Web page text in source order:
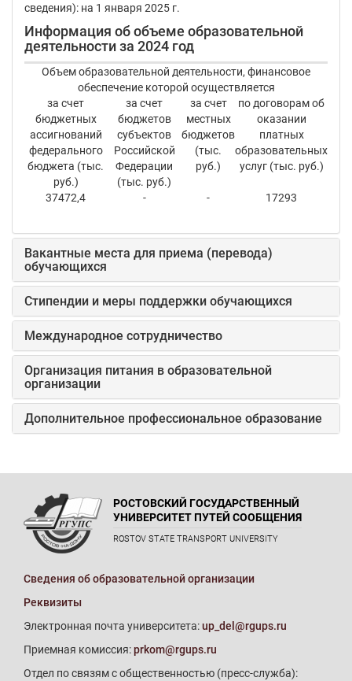
сведения): на 1 января 2025 г.
Информация об объеме образовательной
деятельности за 2024 год
Объем образовательной деятельности, финансовое
обеспечение которой осуществляется
за счет
бюджетных
ассигнований
федерального
бюджета (тыс.
руб.)
за счет
бюджетов
субъектов
Российской
Федерации
(тыс. руб.)
за счет
местных
бюджетов
(тыс.
руб.)
по договорам об
оказании
платных
образовательных
услуг (тыс. руб.)
37472,4 - - 17293
Вакантные места для приема (перевода)
обучающихся
Стипендии и меры поддержки обучающихся
Международное сотрудничество
Организация питания в образовательной
организации
Дополнительное профессиональное образование
РОСТОВСКИЙ ГОСУДАРСТВЕННЫЙ
УНИВЕРСИТЕТ ПУТЕЙ СООБЩЕНИЯ
ROSTOV STATE TRANSPORT UNIVERSITY
Сведения об образовательной организации
Реквизиты
Электронная почта университета:up_del@rgups.ru
Приемная комиссия:prkom@rgups.ru
Отдел по связям с общественностью (пресс-служба):